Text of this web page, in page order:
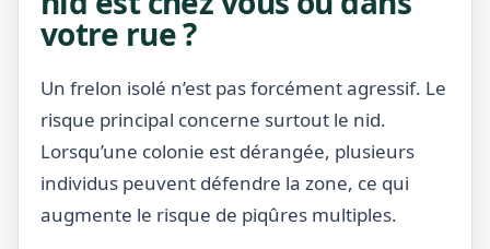
votre rue ?
Un frelon isolé n’est pas forcément agressif. Le
risque principal concerne surtout le nid.
Lorsqu’une colonie est dérangée, plusieurs
individus peuvent défendre la zone, ce qui
augmente le risque de piqûres multiples.